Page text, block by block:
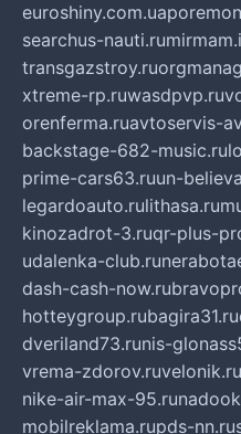
euroshiny.com.ua
searchus-nauti.ru
transgazstroy.ru
xtreme-rp.ruwasdpvp.ru
orenferma.ruavtoservis-
backstage-682-music.ru
prime-cars63.ruun-
legardoauto.rulithasa.ru
kinozadrot-3.ruqr-plus-
udalenka-club.ru
dash-cash-now.ru
hotteygroup.rubagira31.ru
dveriland73.runis-
vrema-zdorov.ruvelonik.ru
nike-air-max-95.ru
mobilreklama.rupds-nn.ru